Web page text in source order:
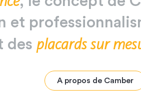
et
des placardssur
A propos de Camber